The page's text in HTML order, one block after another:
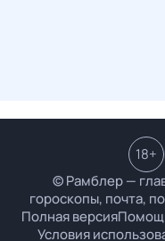
© Рамблер —
гороскопы, почта,
Полная версия
Условия
18+